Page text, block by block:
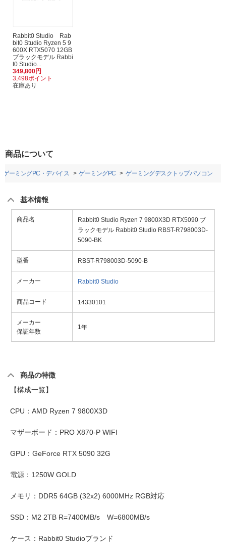
Rabbit0 Studio Rab
bit0 Studio Ryzen 5 9
600X RTX5070 12GB
ブラックモデル Rabbi
t0 Studio...
349,800円
3,498ポイント
在庫あり
商品について
ゲーミングPC・デバイス ゲーミングPC ゲーミングデスクトップパソコン
基本情報
商品名
Rabbit0 Studio Ryzen 7 9800X3D RTX5090 ブ
ラックモデル Rabbit0 Studio RBST-R798003D-
5090-BK
型番 RBST-R798003D-5090-B
メーカー Rabbit0 Studio
商品コード 14330101
メーカー
保証年数
1年
商品の特徴
【構成一覧】
CPU：AMD Ryzen 7 9800X3D
マザーボード：PRO X870-P WIFI
GPU：GeForce RTX 5090 32G
電源：1250W GOLD
メモリ：DDR5 64GB (32x2) 6000MHz RGB対応
SSD：M2 2TB R=7400MB/s W=6800MB/s
ケース：Rabbit0 Studioブランド